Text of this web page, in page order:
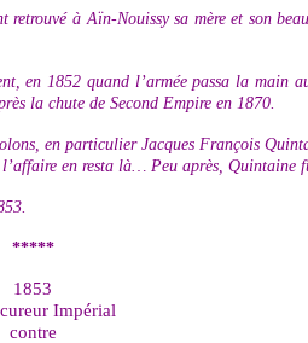
à Aïn-Nouissy sa mère et son
en 1852 quand l’armée passa la main
la chute de Second Empire en 1870.
en particulier Jacques François
en resta là… Peu après, Quintaine
*****
1853
Impérial
contre